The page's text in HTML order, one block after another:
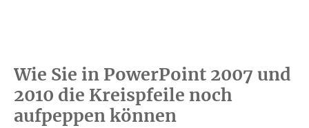
Wie Sie in PowerPoint 2007 und
2010 die Kreispfeile noch
aufpeppen können